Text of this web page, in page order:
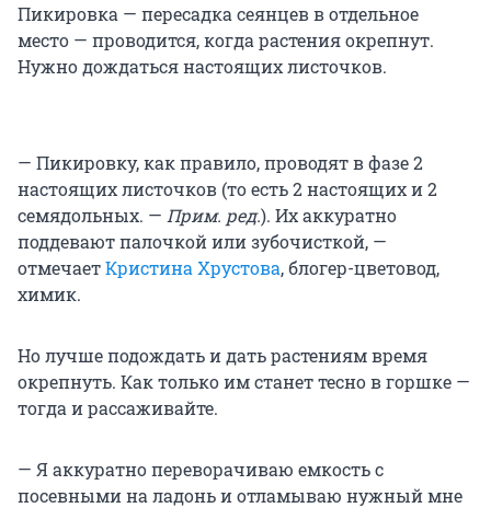
Пикировка — пересадка сеянцев в отдельное
место — проводится, когда растения окрепнут.
Нужно дождаться настоящих листочков.
— Пикировку, как правило, проводят в фазе 2
настоящих листочков (то есть 2 настоящих и 2
семядольных. — Прим. ред.). Их аккуратно
поддевают палочкой или зубочисткой, —
отмечаетКристина Хрустова, блогер-цветовод,
химик.
Но лучше подождать и дать растениям время
окрепнуть. Как только им станет тесно в горшке —
тогда и рассаживайте.
— Я аккуратно переворачиваю емкость с
посевными на ладонь и отламываю нужный мне